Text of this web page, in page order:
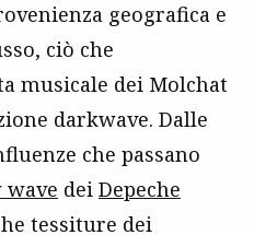
geografica e
ciò che
musicale dei Molchat
darkwave. Dalle
che passano
wave dei Depeche
tessiture dei